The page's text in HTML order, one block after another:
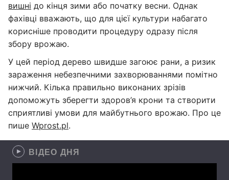
вишні до кінця зими або початку весни. Однак
фахівці вважають, що для цієї культури набагато
корисніше проводити процедуру одразу після
збору врожаю.
У цей період дерево швидше загоює рани, а ризик
зараження небезпечними захворюваннями помітно
нижчий. Кілька правильно виконаних зрізів
допоможуть зберегти здоров’я крони та створити
сприятливі умови для майбутнього врожаю. Про це
пише Wprost.pl.
ВІДЕО ДНЯ